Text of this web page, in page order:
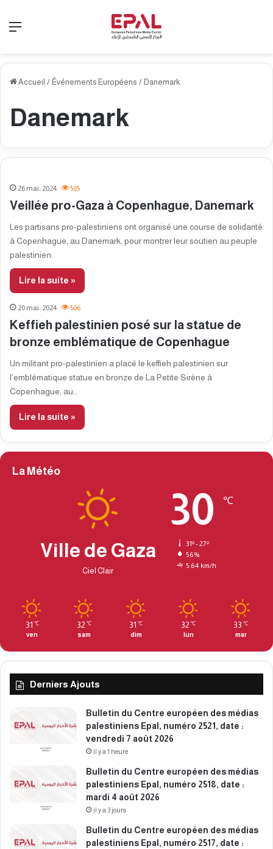
Accueil / Événements Européens / Danemark
Danemark
26 mai، 2024 505
Veillée pro-Gaza à Copenhague, Danemark
Les partisans pro-palestiniens ont organisé une course de solidarité
à Copenhague, au Danemark, pour montrer leur soutien au peuple
palestinien.
Lire la suite »
20 mai، 2024 506
Keffieh palestinien posé sur la statue de
bronze emblématique de Copenhague
Un militant pro-palestinien a placé le keffieh palestinien sur
l’emblématique statue en bronze de La Petite Sirène à
Copenhague, au…
Lire la suite »
La Météo
Ville de Gaza
Ciel Clair
30 ℃
31º - 27º
56%
5.64 km/h
31 ℃
ven
32 ℃
sam
31 ℃
dim
32 ℃
lun
33 ℃
mar
Derniers Ajouts
Bulletin du Centre européen des médias
palestiniens Epal, numéro 2521, date :
vendredi 7 août 2026
il y a 1 heure
Bulletin du Centre européen des médias
palestiniens Epal, numéro 2518, date :
mardi 4 août 2026
il y a 3 jours
Bulletin du Centre européen des médias
palestiniens Epal, numéro 2517, date :